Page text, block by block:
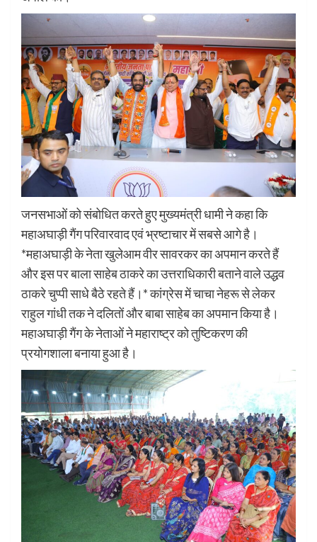
जनसभाओं को संबोधित करते हुए मुख्यमंत्री धामी ने कहा कि
महाअघाड़ी गैंग परिवारवाद एवं भ्रष्टाचार में सबसे आगे है।
*महाअघाड़ी के नेता खुलेआम वीर सावरकर का अपमान करते हैं
और इस पर बाला साहेब ठाकरे का उत्तराधिकारी बताने वाले उद्धव
ठाकरे चुप्पी साधे बैठे रहते हैं।* कांग्रेस में चाचा नेहरू से लेकर
राहुल गांधी तक ने दलितों और बाबा साहेब का अपमान किया है।
महाअघाड़ी गैंग के नेताओं ने महाराष्ट्र को तुष्टिकरण की
प्रयोगशाला बनाया हुआ है।